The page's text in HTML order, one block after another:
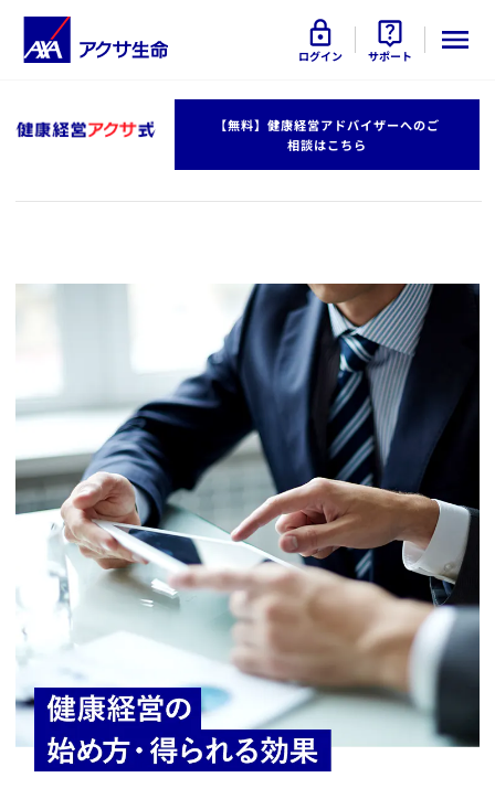
ログイン サポート
​【無料】健康経営アドバイザーへのご
相談はこちら